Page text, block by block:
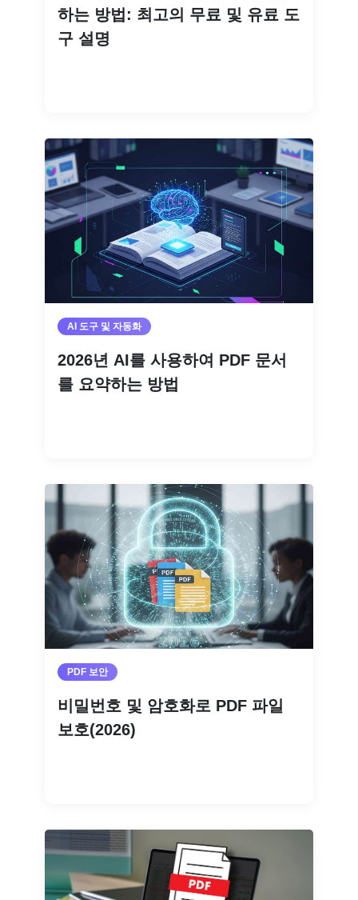
하는 방법: 최고의 무료 및 유료 도
구 설명
AI 도구 및 자동화
2026년 AI를 사용하여 PDF 문서
를 요약하는 방법
PDF 보안
비밀번호 및 암호화로 PDF 파일
보호(2026)